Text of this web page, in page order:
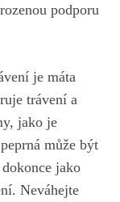
podporu
je máta
trávení a
jako je
může být
jako
Neváhejte